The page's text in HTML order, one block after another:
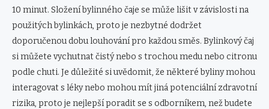
10 minut. Složení bylinného čaje se může lišit v závislosti na
použitých bylinkách, proto je nezbytné dodržet
doporučenou dobu louhování pro každou směs. Bylinkový čaj
si můžete vychutnat čistý nebo s trochou medu nebo citronu
podle chuti. Je důležité si uvědomit, že některé byliny mohou
interagovat s léky nebo mohou mít jiná potenciální zdravotní
rizika, proto je nejlepší poradit se s odborníkem, než budete